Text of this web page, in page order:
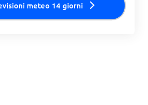
meteo 14 giorni